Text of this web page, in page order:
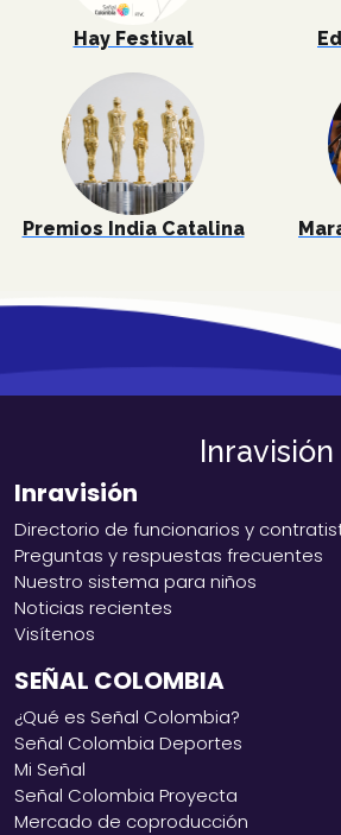
Hay Festival
Premios India Catalina
Inravisión
Inravisión
Directorio de funcionarios y
Preguntas y respuestas frecuentes
Nuestro sistema para niños
Noticias recientes
Visítenos
SEÑAL COLOMBIA
¿Qué es Señal Colombia?
Señal Colombia Deportes
Mi Señal
Señal Colombia Proyecta
Mercado de coproducción